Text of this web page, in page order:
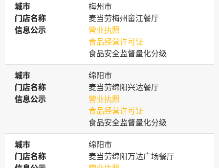
城市
城市
梅州市
门店名称
门店名称
麦当劳梅州畲江餐厅
信息公示
信息公示
营业执照
食品经营许可证
食品安全监督量化分级
城市
城市
绵阳市
门店名称
门店名称
麦当劳绵阳兴达餐厅
信息公示
信息公示
营业执照
食品经营许可证
食品安全监督量化分级
城市
城市
绵阳市
门店名称
门店名称
麦当劳绵阳万达广场餐厅